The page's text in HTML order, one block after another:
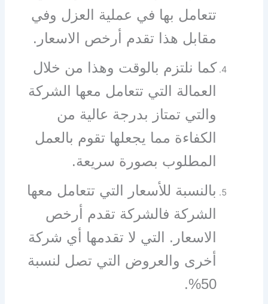
تتعامل بها في عملية العزل وفي
مقابل هذا تقدم أرخص الاسعار.
كما نلتزم بالوقت وهذا من خلال
العمالة التي تتعامل معها الشركة
والتي تمتاز بدرجة عالية من
الكفاءة مما يجعلها تقوم بالعمل
المطلوب بصورة سريعة.
بالنسبة للأسعار التي تتعامل معها
الشركة فالشركة تقدم أرخص
الاسعار. التي لا تقدمها أي شركة
أخرى والعروض التي تصل لنسبة
50%.